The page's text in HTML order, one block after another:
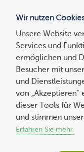
Suchen
nach:
Business
Wir nutzen
Unsere Website
Services und
ermöglichen und
Besucher mit
und
von
dieser Tools für
und stimmen
Erfahren Sie mehr.